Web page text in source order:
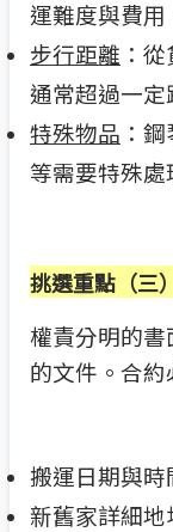
運難度與費用
步行距離 ：
通常超過一定
特殊物品 ：
等需要特殊處
挑選重點（三）
權責分明的
的文件。合約
搬運日期與時
新舊家詳細地